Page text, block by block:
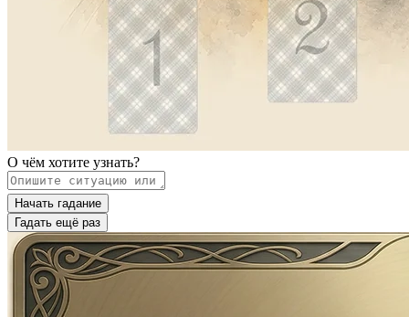
О чём хотите узнать?
Начать гадание
Гадать ещё раз